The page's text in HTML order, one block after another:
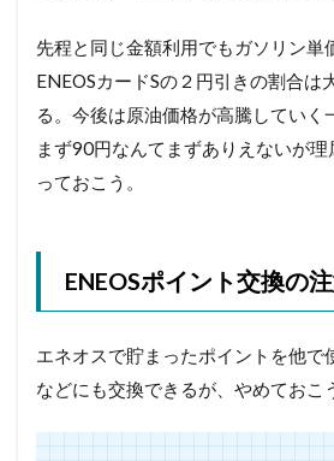
先程と同じ金額利用でもガソリン単
ENEOSカードSの２円引きの割合は
る。今後は原油価格が高騰していく
まず90円なんてまずありえないが
っておこう。
ENEOSポイント交換の
エネオスで貯まったポイントを他で
などにも交換できるが、やめておこ